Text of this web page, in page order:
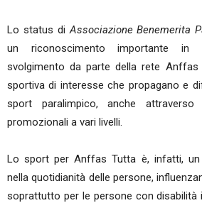
Lo status diAssociazione Benemerita
un riconoscimento importante in
svolgimento da parte della rete
sportiva di interesse che propagano e
sport paralimpico, anche
promozionali a vari livelli.
Lo sport per Anffas Tutta è, infatti, un
nella quotidianità delle persone,
soprattutto per le persone con disabilità